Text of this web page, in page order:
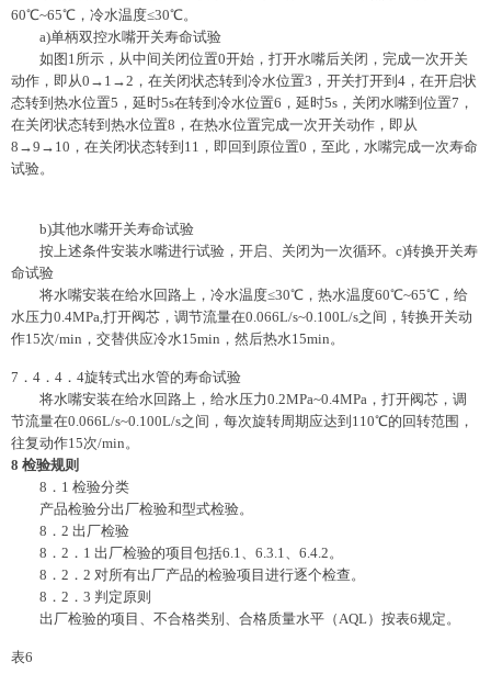
60℃~65℃，冷水温度≤30℃。
a)单柄双控水嘴开关寿命试验
如图1所示，从中间关闭位置0开始，打开水嘴后关闭，完成一次开关
动作，即从0→1→2，在关闭状态转到冷水位置3，开关打开到4，在开启状
态转到热水位置5，延时5s在转到冷水位置6，延时5s，关闭水嘴到位置7，
在关闭状态转到热水位置8，在热水位置完成一次开关动作，即从
8→9→10，在关闭状态转到11，即回到原位置0，至此，水嘴完成一次寿命
试验。
b)其他水嘴开关寿命试验
按上述条件安装水嘴进行试验，开启、关闭为一次循环。c)转换开关寿
命试验
将水嘴安装在给水回路上，冷水温度≤30℃，热水温度60℃~65℃，给
水压力0.4MPa,打开阀芯，调节流量在0.066L/s~0.100L/s之间，转换开关动
作15次/min，交替供应冷水15min，然后热水15min。
7．4．4．4旋转式出水管的寿命试验
将水嘴安装在给水回路上，给水压力0.2MPa~0.4MPa，打开阀芯，调
节流量在0.066L/s~0.100L/s之间，每次旋转周期应达到110℃的回转范围，
往复动作15次/min。
8 检验规则
8．1 检验分类
产品检验分出厂检验和型式检验。
8．2 出厂检验
8．2．1 出厂检验的项目包括6.1、6.3.1、6.4.2。
8．2．2 对所有出厂产品的检验项目进行逐个检查。
8．2．3 判定原则
出厂检验的项目、不合格类别、合格质量水平（AQL）按表6规定。
表6